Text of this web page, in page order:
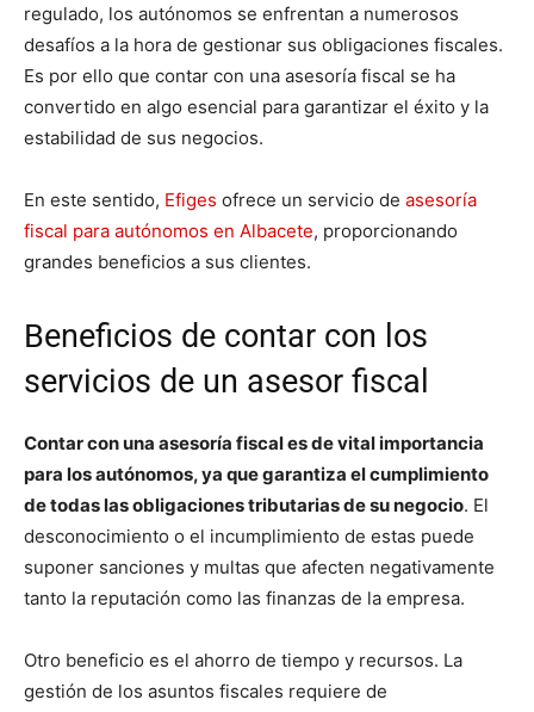
regulado, los autónomos se enfrentan a numerosos
desafíos a la hora de gestionar sus obligaciones fiscales.
Es por ello que contar con una asesoría fiscal se ha
convertido en algo esencial para garantizar el éxito y la
estabilidad de sus negocios.
En este sentido, Efiges ofrece un servicio de asesoría
fiscal para autónomos en Albacete, proporcionando
grandes beneficios a sus clientes.
Beneficios de contar con los
servicios de un asesor fiscal
Contar con una asesoría fiscal es de vital importancia
para los autónomos, ya que garantiza el cumplimiento
de todas las obligaciones tributarias de su negocio. El
desconocimiento o el incumplimiento de estas puede
suponer sanciones y multas que afecten negativamente
tanto la reputación como las finanzas de la empresa.
Otro beneficio es el ahorro de tiempo y recursos. La
gestión de los asuntos fiscales requiere de